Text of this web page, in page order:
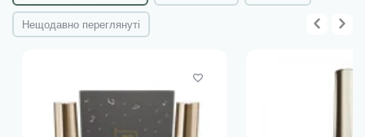
Нещодавно переглянуті